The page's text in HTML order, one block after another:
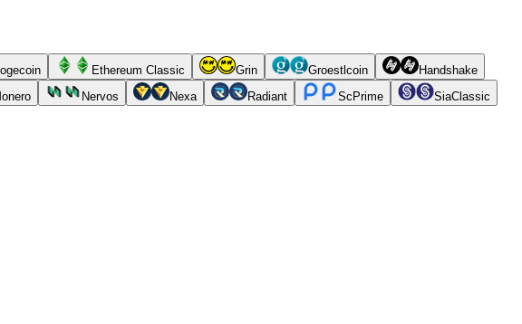
Ethereum Classic Grin Groestlcoin
Handshake
Nervos Nexa Radiant ScPrime
SiaClassic